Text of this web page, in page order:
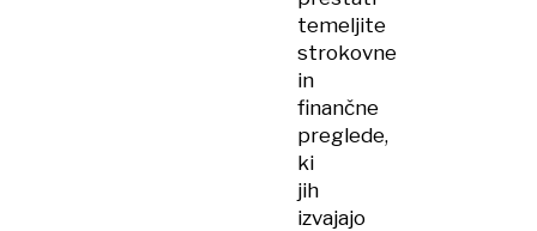
temeljite
strokovne
in
finančne
preglede,
ki
jih
izvajajo